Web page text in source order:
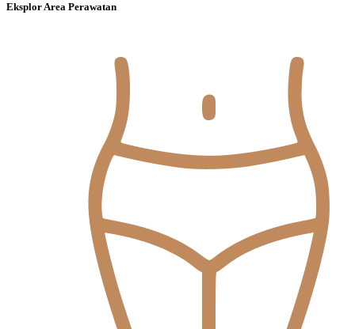
Eksplor Area Perawatan